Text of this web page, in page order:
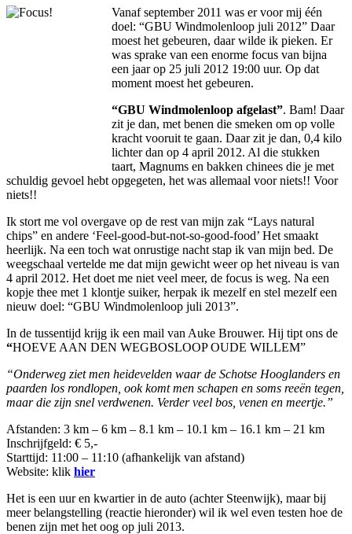
Vanaf september 2011 was er voor mij één
doel: “GBU Windmolenloop juli 2012” Daar
moest het gebeuren, daar wilde ik pieken. Er
was sprake van een enorme focus van bijna
een jaar op 25 juli 2012 19:00 uur. Op dat
moment moest het gebeuren.
“GBU Windmolenloop afgelast”. Bam! Daar
zit je dan, met benen die smeken om op volle
kracht vooruit te gaan. Daar zit je dan, 0,4 kilo
lichter dan op 4 april 2012. Al die stukken
taart, Magnums en bakken chinees die je met
schuldig gevoel hebt opgegeten, het was allemaal voor niets!! Voor
niets!!
Ik stort me vol overgave op de rest van mijn zak “Lays natural
chips” en andere ‘Feel-good-but-not-so-good-food’ Het smaakt
heerlijk. Na een toch wat onrustige nacht stap ik van mijn bed. De
weegschaal vertelde me dat mijn gewicht weer op het niveau is van
4 april 2012. Het doet me niet veel meer, de focus is weg. Na een
kopje thee met 1 klontje suiker, herpak ik mezelf en stel mezelf een
nieuw doel: “GBU Windmolenloop juli 2013”.
In de tussentijd krijg ik een mail van Auke Brouwer. Hij tipt ons de
“HOEVE AAN DEN WEGBOSLOOP OUDE WILLEM”
“Onderweg ziet men heidevelden waar de Schotse Hooglanders en
paarden los rondlopen, ook komt men schapen en soms reeën tegen,
maar die zijn snel verdwenen. Verder veel bos, venen en meertje.”
Afstanden: 3 km – 6 km – 8.1 km – 10.1 km – 16.1 km – 21 km
Inschrijfgeld: € 5,-
Starttijd: 11:00 – 11:10 (afhankelijk van afstand)
Website: klik hier
Het is een uur en kwartier in de auto (achter Steenwijk), maar bij
meer belangstelling (reactie hieronder) wil ik wel even testen hoe de
benen zijn met het oog op juli 2013.